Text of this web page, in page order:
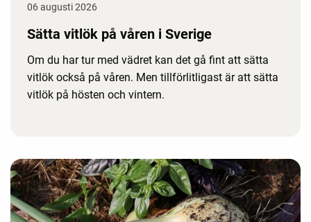
06 augusti 2026
Sätta vitlök på våren i Sverige
Om du har tur med vädret kan det gå fint att sätta
vitlök också på våren. Men tillförlitligast är att sätta
vitlök på hösten och vintern.